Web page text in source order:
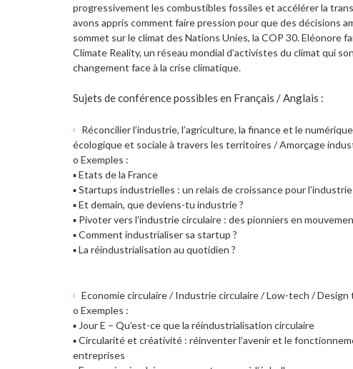
progressivement les combustibles fossiles et accélérer la
avons appris comment faire pression pour que des décisions
sommet sur le climat des Nations Unies, la COP 30. Eléonore
Climate Reality, un réseau mondial d’activistes du climat qui
changement face à la crise climatique.
Sujets de conférence possibles en Français / Anglais :
Réconcilier l’industrie, l’agriculture, la finance et le
écologique et sociale à travers les territoires / Amorçage
o Exemples :
▪ Etats de la France
▪ Startups industrielles : un relais de croissance pour
▪ Et demain, que deviens-tu industrie ?
▪ Pivoter vers l’industrie circulaire : des pionniers en
▪ Comment industrialiser sa startup ?
▪ La réindustrialisation au quotidien ?
Economie circulaire / Industrie circulaire / Low-tech / Design
o Exemples :
▪ Jour E – Qu’est-ce que la réindustrialisation circulaire
▪ Circularité et créativité : réinventer l’avenir et le
entreprises